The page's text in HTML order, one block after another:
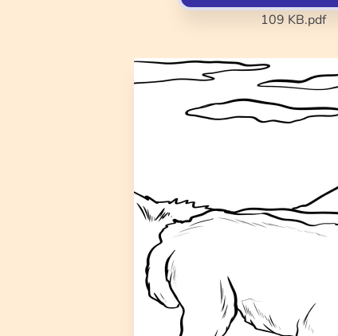
109 KB.pdf